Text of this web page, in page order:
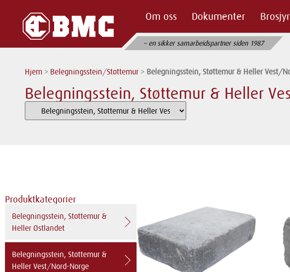
Om oss Dokumenter
– en sikker samarbeidspartner siden 1987
Hjem > Belegningsstein/Støttemur > Belegningsstein, Støttemur & Heller Vest/
Belegningsstein, Støttemur & Heller
Produktkategorier
Belegningsstein, Støttemur &
Heller Østlandet
Belegningsstein, Støttemur &
Heller Vest/Nord-Norge